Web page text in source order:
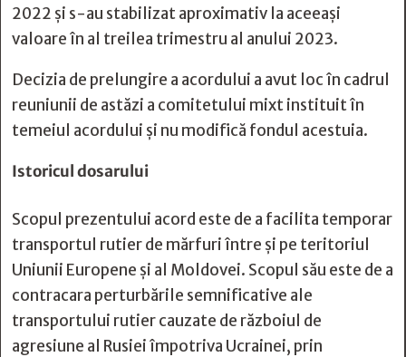
2022 și s-au stabilizat aproximativ la aceeași
valoare în al treilea trimestru al anului 2023.
Decizia de prelungire a acordului a avut loc în cadrul
reuniunii de astăzi a comitetului mixt instituit în
temeiul acordului și nu modifică fondul acestuia.
Istoricul dosarului
Scopul prezentului acord este de a facilita temporar
transportul rutier de mărfuri între și pe teritoriul
Uniunii Europene și al Moldovei. Scopul său este de a
contracara perturbările semnificative ale
transportului rutier cauzate de războiul de
agresiune al Rusiei împotriva Ucrainei, prin